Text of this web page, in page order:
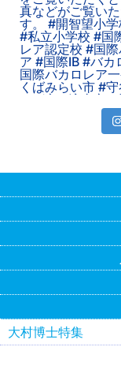
大村博士特集